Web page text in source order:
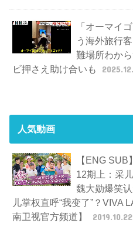
「オーマイ
う海外旅行
難場所わか
ビ押さえ助け合いも
人気動画
【ENG
12期上：采
魏大勋爆笑
儿掌权直呼“我变了”？VIVA
南卫视官方频道】
2019.10.22